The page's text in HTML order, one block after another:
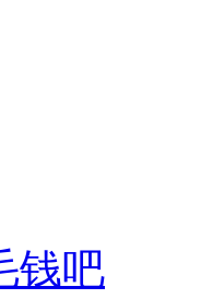
钱吧